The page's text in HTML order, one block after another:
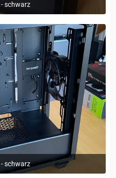
- schwarz
- schwarz